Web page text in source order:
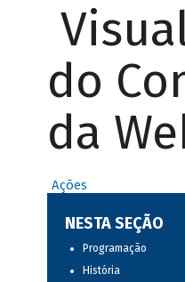
do
da
Ações
NESTA SEÇÃO
Programação
História